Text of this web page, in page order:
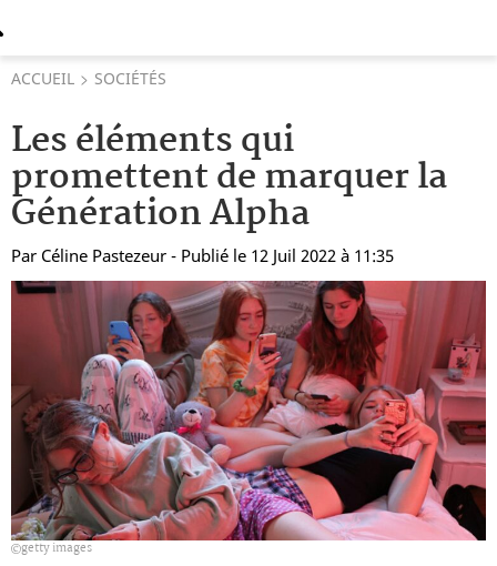
ACCUEIL SOCIÉTÉS
Les éléments qui
promettent de marquer la
Génération Alpha
Par Céline Pastezeur - Publié le 12 Juil 2022 à 11:35
getty images